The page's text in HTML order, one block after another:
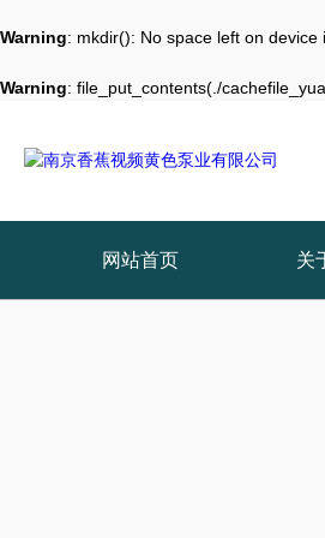
Warning: mkdir(): No space left on device
Warning: file_put_contents(./
网站首页 关